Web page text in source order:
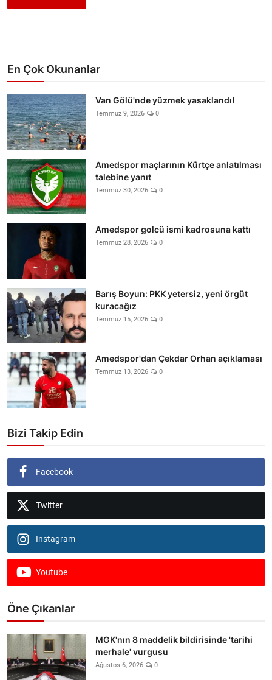
En Çok Okunanlar
Van Gölü'nde yüzmek yasaklandı!
Temmuz 9, 2026 0
Amedspor maçlarının Kürtçe anlatılması
talebine yanıt
Temmuz 30, 2026 0
Amedspor golcü ismi kadrosuna kattı
Temmuz 28, 2026 0
Barış Boyun: PKK yetersiz, yeni örgüt
kuracağız
Temmuz 15, 2026 0
Amedspor'dan Çekdar Orhan açıklaması
Temmuz 13, 2026 0
Bizi Takip Edin
Facebook
Twitter
Instagram
Youtube
Öne Çıkanlar
MGK'nın 8 maddelik bildirisinde 'tarihi
merhale' vurgusu
Ağustos 6, 2026 0